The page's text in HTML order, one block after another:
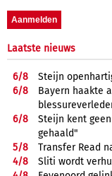
Laatste nieuws
6/8
Steijn
6/8
Bayern haakte
6/8
Steijn kent
gehaald"
5/8
Transfer Read
4/8
Sliti wordt